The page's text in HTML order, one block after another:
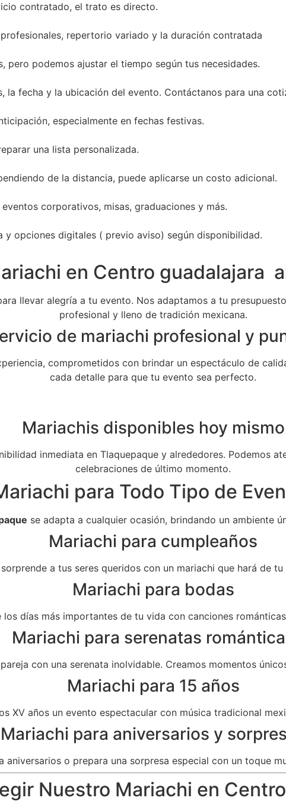
contratado, el trato es directo.
repertorio variado y la duración contratada
pero podemos ajustar el tiempo según tus necesidades.
la fecha y la ubicación del evento. Contáctanos para una
especialmente en fechas festivas.
una lista personalizada.
de la distancia, puede aplicarse un costo adicional.
corporativos, misas, graduaciones y más.
opciones digitales ( previo aviso) según disponibilidad.
en Centro guadalajara
llevar alegría a tu evento. Nos adaptamos a tu
profesional y lleno de tradición mexicana.
de mariachi profesional y
comprometidos con brindar un espectáculo de
cada detalle para que tu evento sea perfecto.
Mariachis disponibles hoy mismo
inmediata en Tlaquepaque y alrededores. Podemos
celebraciones de último momento.
para Todo Tipo de
se adapta a cualquier ocasión, brindando un ambiente
Mariachi para cumpleaños
a tus seres queridos con un mariachi que hará de
Mariachi para bodas
los días más importantes de tu vida con canciones
Mariachi para serenatas
con una serenata inolvidable. Creamos momentos
Mariachi para 15 años
XV años un evento espectacular con música tradicional
Mariachi para aniversarios y
aniversarios o prepara una sorpresa especial con un toque
Nuestro Mariachi en